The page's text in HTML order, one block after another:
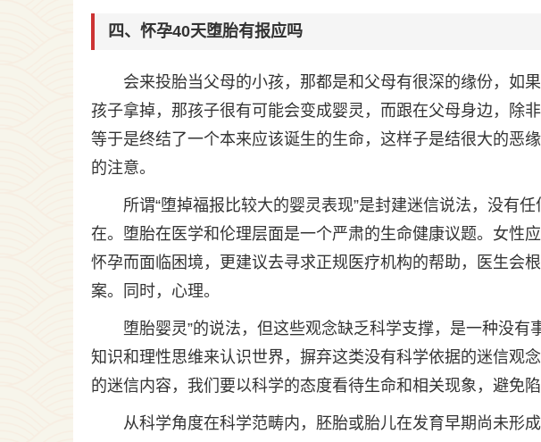
四、怀孕40天堕胎有报应吗
会来投胎当父母的小孩，那都是和父母有很深的缘份，如
孩子拿掉，那孩子很有可能会变成婴灵，而跟在父母身边，除
等于是终结了一个本来应该诞生的生命，这样子是结很大的恶
的注意。
所谓“堕掉福报比较大的婴灵表现”是封建迷信说法，没有
在。堕胎在医学和伦理层面是一个严肃的生命健康议题。女性
怀孕而面临困境，更建议去寻求正规医疗机构的帮助，医生会
案。同时，心理。
堕胎婴灵”的说法，但这些观念缺乏科学支撑，是一种没
知识和理性思维来认识世界，摒弃这类没有科学依据的迷信观
的迷信内容，我们要以科学的态度看待生命和相关现象，避免
从科学角度在科学范畴内，胚胎或胎儿在发育早期尚未形